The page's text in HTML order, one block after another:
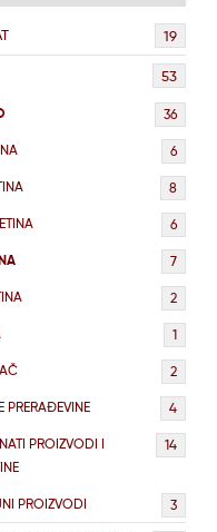
19
53
36
6
8
6
7
2
1
2
PRERAĐEVINE 4
PROIZVODI I
14
PROIZVODI 3